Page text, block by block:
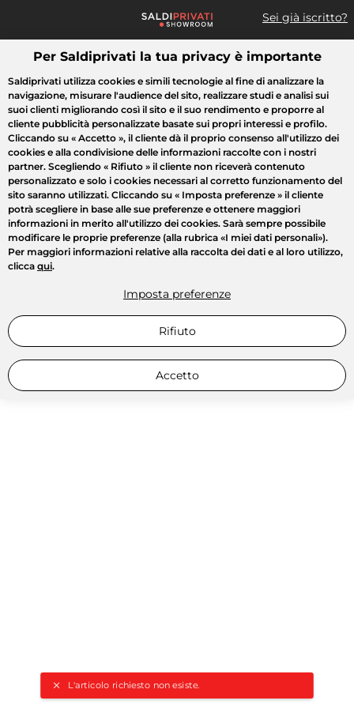
Sei già iscritto?
Cosa cerchi?
L'articolo richiesto non esiste.
Tutte le vendite Moda Casa Bellezza Elettrodomestici
Per Saldiprivati la tua privacy è importante
Saldiprivati utilizza cookies e simili tecnologie al fine di analizzare la
navigazione, misurare l'audience del sito, realizzare studi e analisi sui
suoi clienti migliorando così il sito e il suo rendimento e proporre al
cliente pubblicità personalizzate basate sui propri interessi e profilo.
Cliccando su « Accetto », il cliente dà il proprio consenso all'utilizzo dei
cookies e alla condivisione delle informazioni raccolte con i nostri
partner. Scegliendo « Rifiuto » il cliente non riceverà contenuto
personalizzato e solo i cookies necessari al corretto funzionamento del
sito saranno utilizzati. Cliccando su « Imposta preferenze » il cliente
potrà scegliere in base alle sue preferenze e ottenere maggiori
informazioni in merito all'utilizzo dei cookies. Sarà sempre possibile
modificare le proprie preferenze (alla rubrica «I miei dati personali»).
Per maggiori informazioni relative alla raccolta dei dati e al loro utilizzo,
clicca qui.
Imposta preferenze
Rifiuto
Accetto